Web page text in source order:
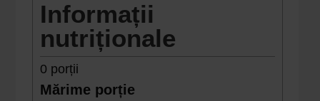
Informații
nutriționale
0 porții
Mărime porție